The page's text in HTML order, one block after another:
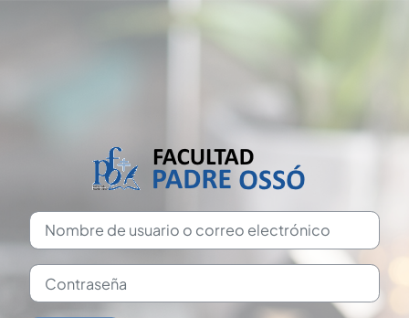
Nombre de usuario o correo electrónico
Contraseña